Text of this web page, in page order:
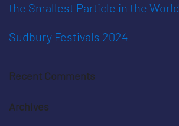
the Smallest Particle in the World
Sudbury Festivals 2024
Recent Comments
Archives